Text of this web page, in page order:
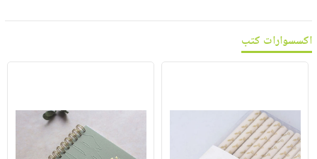
اكسسوارات كتب